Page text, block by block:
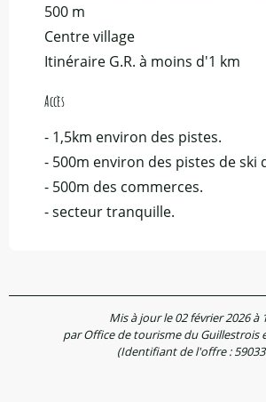
500 m
Centre village
Itinéraire G.R. à moins d'1 km
Accès
Accès
- 1,5km environ des pistes.
- 500m environ des pistes de ski
- 500m des commerces.
- secteur tranquille.
Mis à jour le 02 février 2026 à
par Office de tourisme du Guillestrois
(Identifiant de l'offre :